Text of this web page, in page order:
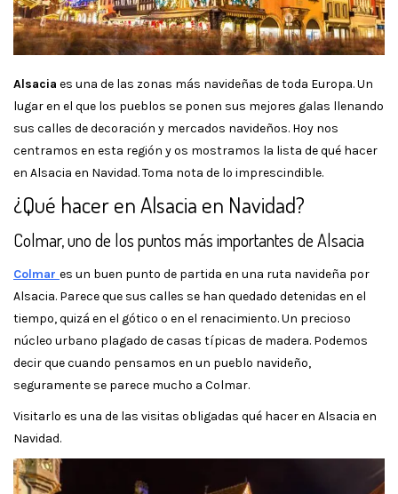
Alsacia es una de las zonas más navideñas de toda Europa. Un
lugar en el que los pueblos se ponen sus mejores galas llenando
sus calles de decoración y mercados navideños. Hoy nos
centramos en esta región y os mostramos la lista de qué hacer
en Alsacia en Navidad. Toma nota de lo imprescindible.
¿Qué hacer en Alsacia en Navidad?
Colmar, uno de los puntos más importantes de Alsacia
Colmar es un buen punto de partida en una ruta navideña por
Alsacia. Parece que sus calles se han quedado detenidas en el
tiempo, quizá en el gótico o en el renacimiento. Un precioso
núcleo urbano plagado de casas típicas de madera. Podemos
decir que cuando pensamos en un pueblo navideño,
seguramente se parece mucho a Colmar.
Visitarlo es una de las visitas obligadas qué hacer en Alsacia en
Navidad.